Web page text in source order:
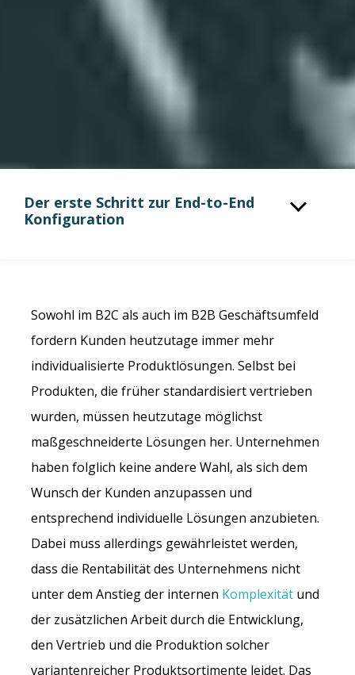
Der erste Schritt zur End-to-End
Konfiguration
Sowohl im B2C als auch im B2B Geschäftsumfeld
fordern Kunden heutzutage immer mehr
individualisierte Produktlösungen. Selbst bei
Produkten, die früher standardisiert vertrieben
wurden, müssen heutzutage möglichst
maßgeschneiderte Lösungen her. Unternehmen
haben folglich keine andere Wahl, als sich dem
Wunsch der Kunden anzupassen und
entsprechend individuelle Lösungen anzubieten.
Dabei muss allerdings gewährleistet werden,
dass die Rentabilität des Unternehmens nicht
unter dem Anstieg der internen Komplexität und
der zusätzlichen Arbeit durch die Entwicklung,
den Vertrieb und die Produktion solcher
variantenreicher Produktsortimente leidet. Das